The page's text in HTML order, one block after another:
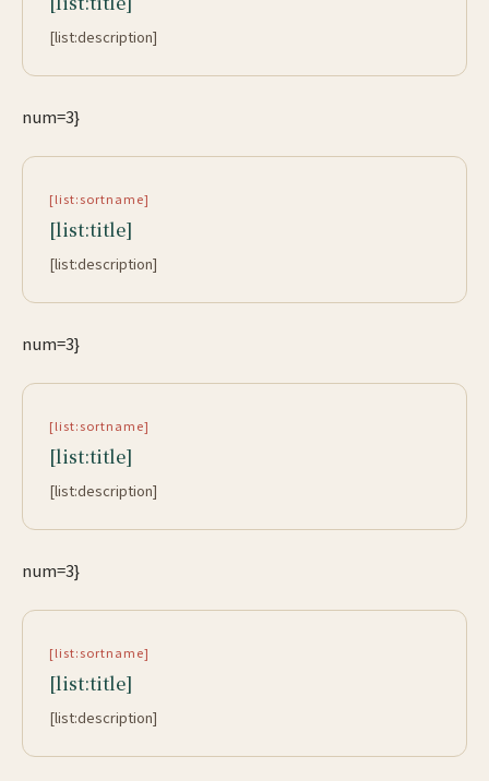
[list:description]
num=3}
[list:sortname]
[list:title]
[list:description]
num=3}
[list:sortname]
[list:title]
[list:description]
num=3}
[list:sortname]
[list:title]
[list:description]